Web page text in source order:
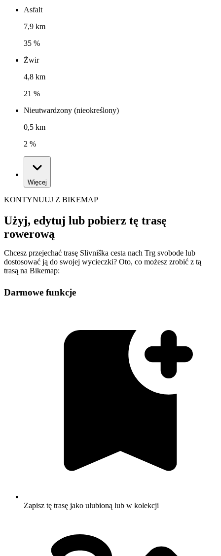
Asfalt
7,9 km
35 %
Żwir
4,8 km
21 %
Nieutwardzony (nieokreślony)
0,5 km
2 %
Więcej
KONTYNUUJ Z BIKEMAP
Użyj, edytuj lub pobierz tę trasę
rowerową
Chcesz przejechać trasę Slivniška cesta nach Trg svobode lub
dostosować ją do swojej wycieczki? Oto, co możesz zrobić z tą
trasą na Bikemap:
Darmowe funkcje
Zapisz tę trasę jako ulubioną lub w kolekcji